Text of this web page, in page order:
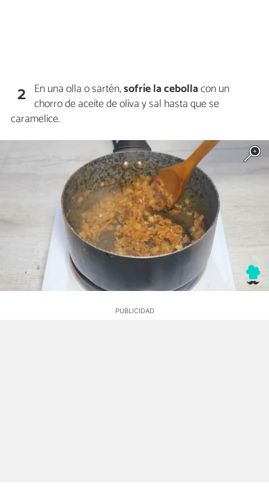
2 En una olla o sartén,sofríe la cebollacon un
chorro de aceite de oliva y sal hasta que se
caramelice.